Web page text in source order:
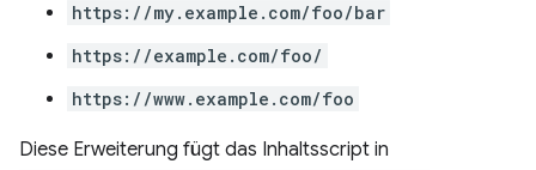
https://my.example.com/foo/bar
https://example.com/foo/
https://www.example.com/foo
Diese Erweiterung fügt das Inhaltsscript in